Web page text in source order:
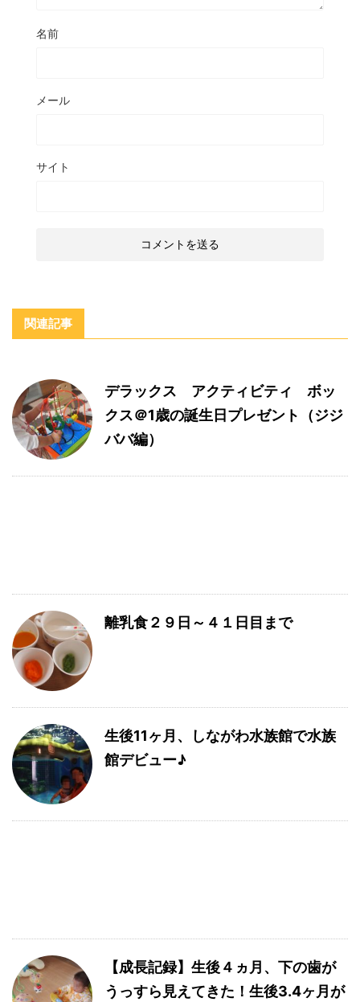
名前
メール
サイト
関連記事
デラックス アクティビティ ボッ
クス＠1歳の誕生日プレゼント（ジジ
ババ編）
離乳食２９日～４１日目まで
生後11ヶ月、しながわ水族館で水族
館デビュー♪
【成長記録】生後４ヵ月、下の歯が
うっすら見えてきた！生後3.4ヶ月が